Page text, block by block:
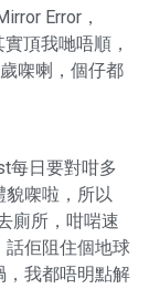
Error，
頂我哋唔順，
㗎喇，個仔都
每日要對咁多
貌㗎啦，所以
廁所，咁啱速
話佢阻住個地球
，我都唔明點解